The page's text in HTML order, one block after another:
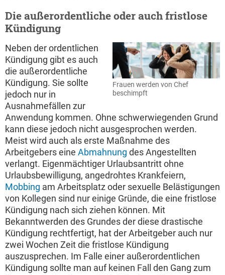
Die außerordentliche oder auch fristlose
Kündigung
Frauen werden von Chef
beschimpft
Neben der ordentlichen
Kündigung gibt es auch
die außerordentliche
Kündigung. Sie sollte
jedoch nur in
Ausnahmefällen zur
Anwendung kommen. Ohne schwerwiegenden Grund
kann diese jedoch nicht ausgesprochen werden.
Meist wird auch als erste Maßnahme des
Arbeitgebers eine Abmahnung des Angestellten
verlangt. Eigenmächtiger Urlaubsantritt ohne
Urlaubsbewilligung, angedrohtes Krankfeiern,
Mobbing am Arbeitsplatz oder sexuelle Belästigungen
von Kollegen sind nur einige Gründe, die eine fristlose
Kündigung nach sich ziehen können. Mit
Bekanntwerden des Grundes der diese drastische
Kündigung rechtfertigt, hat der Arbeitgeber auch nur
zwei Wochen Zeit die fristlose Kündigung
auszusprechen. Im Falle einer außerordentlichen
Kündigung sollte man auf keinen Fall den Gang zum